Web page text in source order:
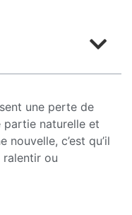
une perte de
partie naturelle et
c’est qu’il
ralentir ou